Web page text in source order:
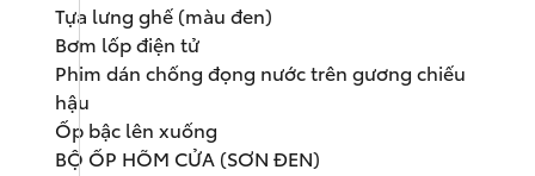
Tựa lưng ghế (màu đen)
Bơm lốp điện tử
Phim dán chống đọng nước trên gương chiếu
hậu
Ốp bậc lên xuống
BỘ ỐP HÕM CỬA (SƠN ĐEN)